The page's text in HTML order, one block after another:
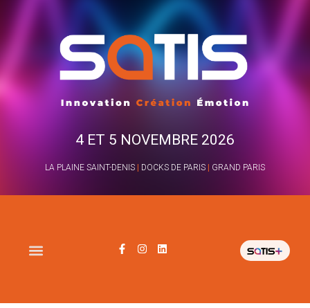
4 ET 5 NOVEMBRE 2026
LA PLAINE SAINT-DENIS DOCKS DE PARIS GRAND PARIS